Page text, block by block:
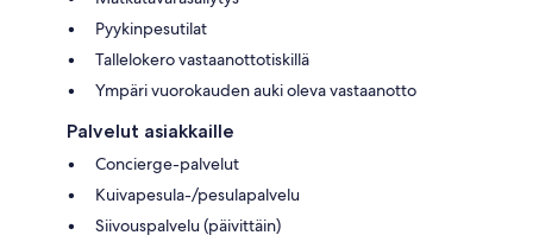
Pyykinpesutilat
Tallelokero vastaanottotiskillä
Ympäri vuorokauden auki oleva vastaanotto
Palvelut asiakkaille
Concierge-palvelut
Kuivapesula-/pesulapalvelu
Siivouspalvelu (päivittäin)